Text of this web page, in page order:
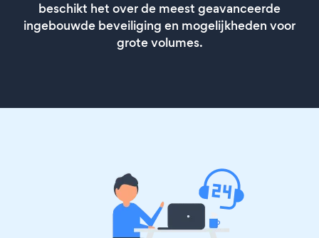
beschikt het over de meest geavanceerde
ingebouwde beveiliging en mogelijkheden voor
grote volumes.